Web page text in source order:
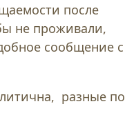
после
не проживали,
сообщение с
разные по